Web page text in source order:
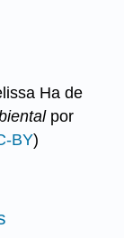
Ha de
por
BY)